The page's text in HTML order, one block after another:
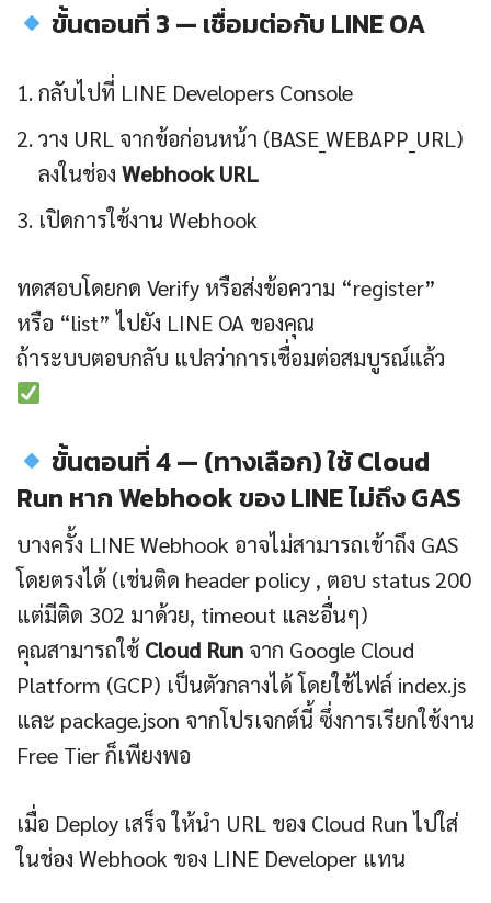
ขั้นตอนที่ 3 — เชื่อมต่อกับ LINE OA
กลับไปที่ LINE Developers Console
วาง URL จากข้อก่อนหน้า (BASE_WEBAPP_URL)
ลงในช่อง Webhook URL
เปิดการใช้งาน Webhook
ทดสอบโดยกด Verify หรือส่งข้อความ “register”
หรือ “list” ไปยัง LINE OA ของคุณ
ถ้าระบบตอบกลับ แปลว่าการเชื่อมต่อสมบูรณ์แล้ว
ขั้นตอนที่ 4 — (ทางเลือก) ใช้ Cloud
Run หาก Webhook ของ LINE ไม่ถึง GAS
บางครั้ง LINE Webhook อาจไม่สามารถเข้าถึง GAS
โดยตรงได้ (เช่นติด header policy , ตอบ status 200
แต่มีติด 302 มาด้วย, timeout และอื่นๆ)
คุณสามารถใช้ Cloud Run จาก Google Cloud
Platform (GCP) เป็นตัวกลางได้ โดยใช้ไฟล์ index.js
และ package.json จากโปรเจกต์นี้ ซึ่งการเรียกใช้งาน
Free Tier ก็เพียงพอ
เมื่อ Deploy เสร็จ ให้นำ URL ของ Cloud Run ไปใส่
ในช่อง Webhook ของ LINE Developer แทน